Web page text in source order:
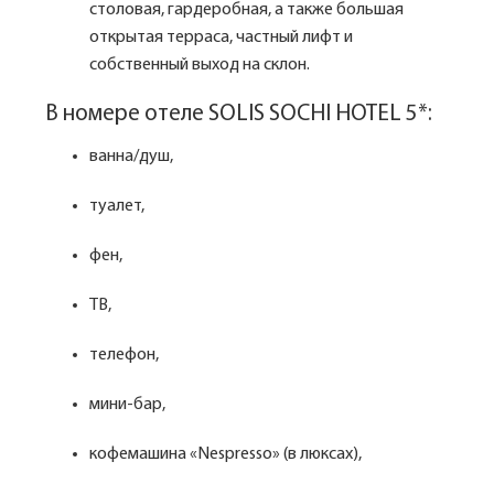
столовая, гардеробная, а также большая
открытая терраса, частный лифт и
собственный выход на склон.
В номере отеле SOLIS SOCHI HOTEL 5*:
ванна/душ,
туалет,
фен,
ТВ,
телефон,
мини-бар,
кофемашина «Nespresso» (в люксах),